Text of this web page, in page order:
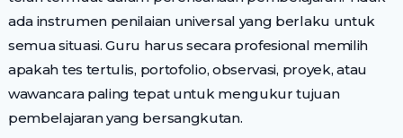
ada instrumen penilaian universal yang berlaku untuk
semua situasi. Guru harus secara profesional memilih
apakah tes tertulis, portofolio, observasi, proyek, atau
wawancara paling tepat untuk mengukur tujuan
pembelajaran yang bersangkutan.